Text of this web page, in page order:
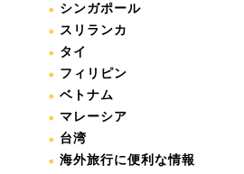
シンガポール
スリランカ
タイ
フィリピン
ベトナム
マレーシア
台湾
海外旅行に便利な情報